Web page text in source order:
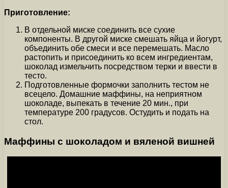
Приготовление:
В отдельной миске соединить все сухие
компоненты. В другой миске смешать яйца и йогурт,
объединить обе смеси и все перемешать. Масло
растопить и присоединить ко всем ингредиентам,
шоколад измельчить посредством терки и ввести в
тесто.
Подготовленные формочки заполнить тестом не
всецело. Домашние маффины, на неприятном
шоколаде, выпекать в течение 20 мин., при
температуре 200 градусов. Остудить и подать на
стол.
Маффины с шоколадом и вяленой вишней